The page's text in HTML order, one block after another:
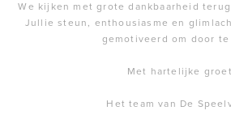
We kijken met grote dankbaarheid
Jullie steun, enthousiasme en
gemotiveerd om door te
Met hartelijke
Het team van De